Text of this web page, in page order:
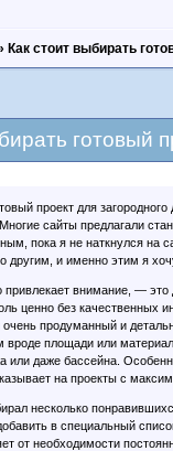
Как стоит выбирать
готовый
проект для
сайты предлагали
пока я не наткнулся на
другим, и именно этим я
привлекает внимание, — это
ценно без качественных
очень продуманный и
вроде площади или
или даже бассейна.
на проекты с
несколько
в специальный
от необходимости